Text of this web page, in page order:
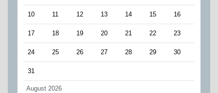
August 2026
10 11 12 13 14 15 16
17 18 19 20 21 22 23
24 25 26 27 28 29 30
31